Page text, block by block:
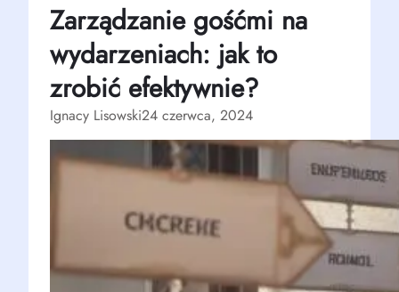
Zarządzanie gośćmi na
wydarzeniach: jak to
zrobić efektywnie?
Ignacy Lisowski24 czerwca, 2024